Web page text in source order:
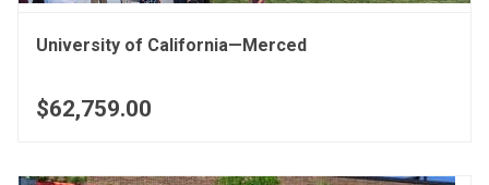
University of California—Merced
$62,759.00